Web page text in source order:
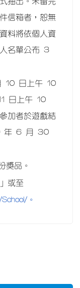
信箱者，恕無
料將依個人資
名單公布 3
10 日上午 10
日上午 10
加者於遊戲結
年 6 月 30
獎品。
或至
。